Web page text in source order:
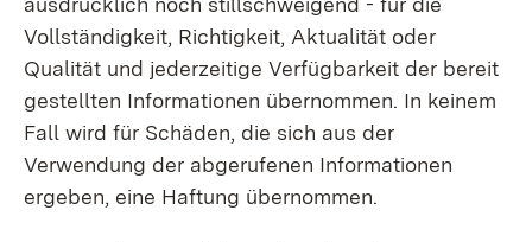
Vollständigkeit, Richtigkeit, Aktualität oder
Qualität und jederzeitige Verfügbarkeit der bereit
gestellten Informationen übernommen. In keinem
Fall wird für Schäden, die sich aus der
Verwendung der abgerufenen Informationen
ergeben, eine Haftung übernommen.